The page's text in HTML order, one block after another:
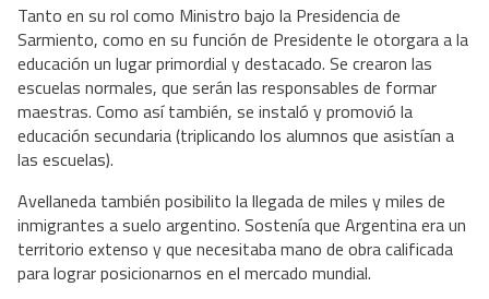
Tanto en su rol como Ministro bajo la Presidencia de
Sarmiento, como en su función de Presidente le otorgara a la
educación un lugar primordial y destacado. Se crearon las
escuelas normales, que serán las responsables de formar
maestras. Como así también, se instaló y promovió la
educación secundaria (triplicando los alumnos que asistían a
las escuelas).
Avellaneda también posibilito la llegada de miles y miles de
inmigrantes a suelo argentino. Sostenía que Argentina era un
territorio extenso y que necesitaba mano de obra calificada
para lograr posicionarnos en el mercado mundial.